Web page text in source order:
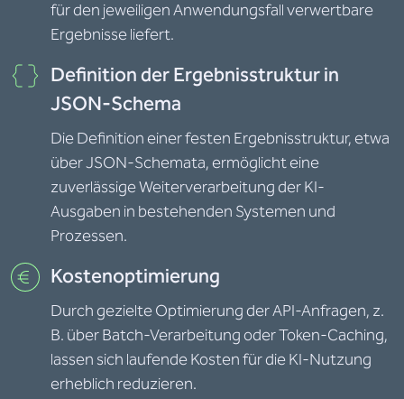
für den jeweiligen Anwendungsfall verwertbare
Ergebnisse liefert.
Definition der Ergebnisstruktur in
JSON-Schema
Die Definition einer festen Ergebnisstruktur, etwa
über JSON-Schemata, ermöglicht eine
zuverlässige Weiterverarbeitung der KI-
Ausgaben in bestehenden Systemen und
Prozessen.
Kostenoptimierung
Durch gezielte Optimierung der API-Anfragen, z.
B. über Batch-Verarbeitung oder Token-Caching,
lassen sich laufende Kosten für die KI-Nutzung
erheblich reduzieren.